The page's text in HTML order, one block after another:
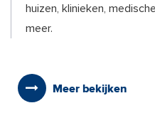
huizen, klinieken,
meer.
Meer bekijken